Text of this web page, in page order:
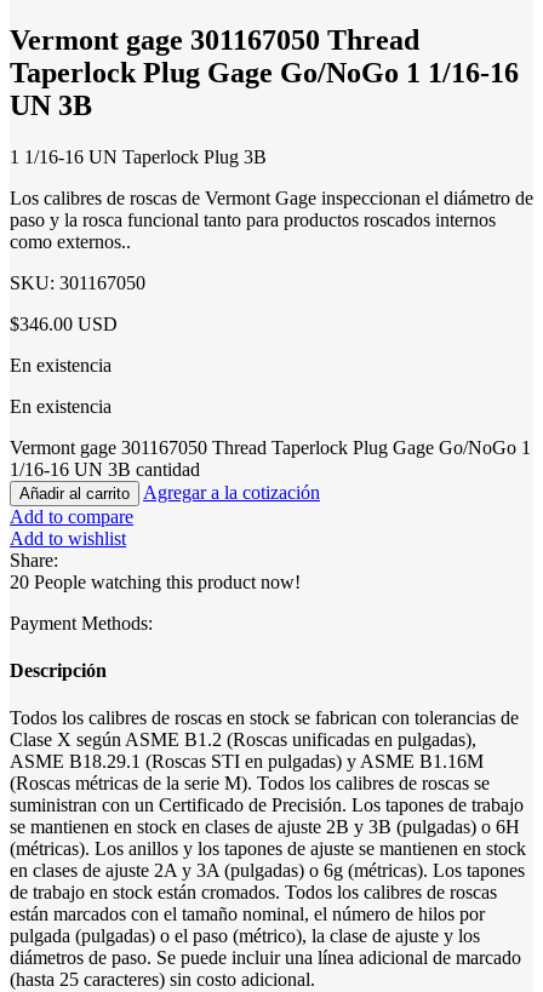
Vermont gage 301167050 Thread
Taperlock Plug Gage Go/NoGo 1 1/16-16
UN 3B
1 1/16-16 UN Taperlock Plug 3B
Los calibres de roscas de Vermont Gage inspeccionan el diámetro de
paso y la rosca funcional tanto para productos roscados internos
como externos..
SKU: 301167050
$346.00 USD
En existencia
En existencia
Vermont gage 301167050 Thread Taperlock Plug Gage Go/NoGo 1
1/16-16 UN 3B cantidad
Añadir al carrito
Agregar a la cotización
Add to compare
Add to wishlist
Share:
20 People watching this product now!
Payment Methods:
Descripción
Todos los calibres de roscas en stock se fabrican con tolerancias de
Clase X según ASME B1.2 (Roscas unificadas en pulgadas),
ASME B18.29.1 (Roscas STI en pulgadas) y ASME B1.16M
(Roscas métricas de la serie M). Todos los calibres de roscas se
suministran con un Certificado de Precisión. Los tapones de trabajo
se mantienen en stock en clases de ajuste 2B y 3B (pulgadas) o 6H
(métricas). Los anillos y los tapones de ajuste se mantienen en stock
en clases de ajuste 2A y 3A (pulgadas) o 6g (métricas). Los tapones
de trabajo en stock están cromados. Todos los calibres de roscas
están marcados con el tamaño nominal, el número de hilos por
pulgada (pulgadas) o el paso (métrico), la clase de ajuste y los
diámetros de paso. Se puede incluir una línea adicional de marcado
(hasta 25 caracteres) sin costo adicional.